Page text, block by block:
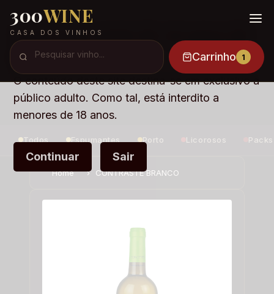
300WINE
CASA DOS VINHOS
Carrinho 1
Todos Espumantes Porto Licorosos Packs
Home › CONTRASTE BRANCO
Você tem mais de 18 anos de
idade ?
O conteúdo deste site destina-se em exclusivo a
público adulto. Como tal, está interdito a
menores de 18 anos.
Continuar Sair